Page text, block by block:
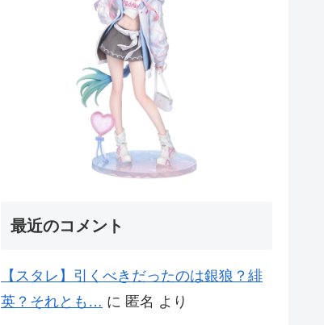
最近のコメント
【スタレ】引くべきだったのは銀狼？緋
英？それとも… に 匿名 より